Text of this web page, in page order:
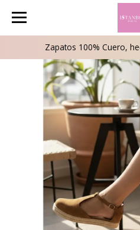
Zapatos 100% Cuero,